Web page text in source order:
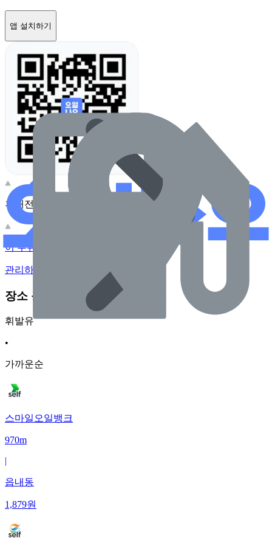
앱 설치하기
휴대전화 카메라로 찍어보세요
이 주유소의 사장님이신가요?
관리하기
장소 근처 주유소
휘발유
•
가까운순
스마일오일뱅크
970m
|
읍내동
1,879원